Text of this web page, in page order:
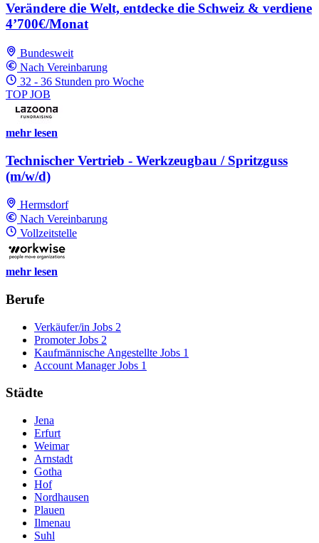
Verändere die Welt, entdecke die Schweiz & verdiene
4’700€/Monat
Bundesweit
Nach Vereinbarung
32 - 36 Stunden pro Woche
TOP JOB
mehr lesen
Technischer Vertrieb - Werkzeugbau / Spritzguss
(m/w/d)
Hermsdorf
Nach Vereinbarung
Vollzeitstelle
mehr lesen
Berufe
Verkäufer/in Jobs 2
Promoter Jobs 2
Kaufmännische Angestellte Jobs 1
Account Manager Jobs 1
Städte
Jena
Erfurt
Weimar
Arnstadt
Gotha
Hof
Nordhausen
Plauen
Ilmenau
Suhl